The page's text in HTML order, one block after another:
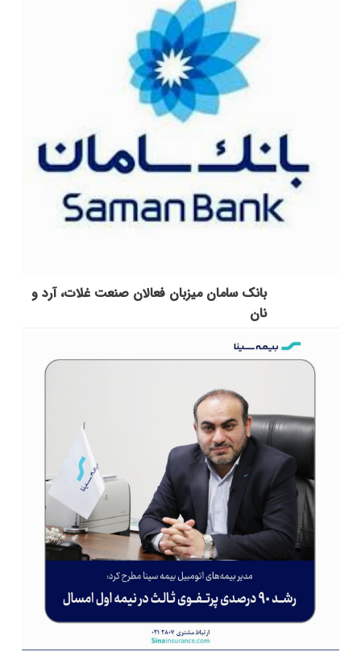
بانک سامان میزبان فعالان صنعت غلات، آرد و
نان